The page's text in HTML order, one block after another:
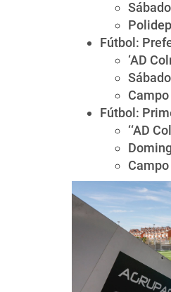
Fútbol:
‘AD
Fútbol:
‘‘AD